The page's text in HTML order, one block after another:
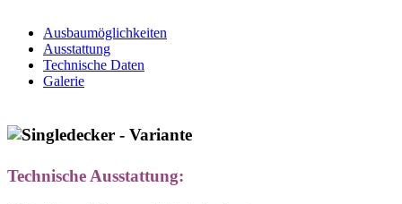
Ausbaumöglichkeiten
Ausstattung
Technische Daten
Galerie
Technische Ausstattung: